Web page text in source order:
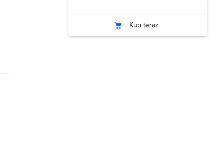
Kup teraz